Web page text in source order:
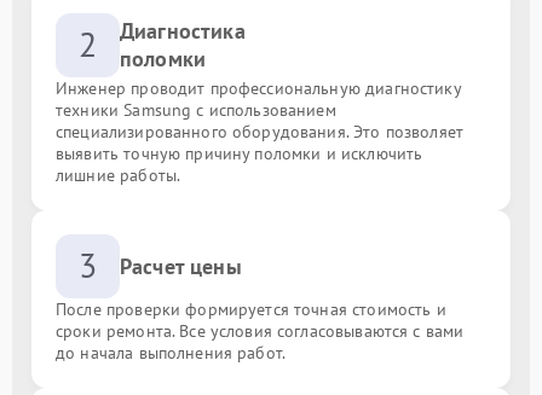
2
Диагностика
поломки
Инженер проводит профессиональную диагностику
техники Samsung с использованием
специализированного оборудования. Это позволяет
выявить точную причину поломки и исключить
лишние работы.
3 Расчет цены
После проверки формируется точная стоимость и
сроки ремонта. Все условия согласовываются с вами
до начала выполнения работ.